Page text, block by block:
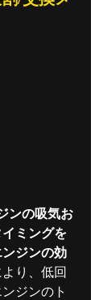
ンの吸気お
ミングを
ンジンの効
り、低回
ジンのト